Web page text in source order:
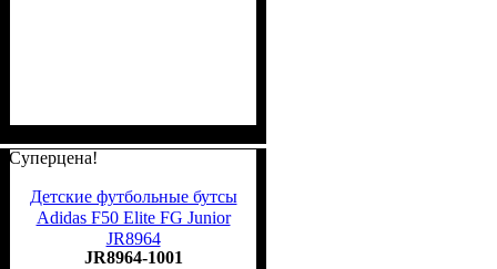
Суперцена!
Детские футбольные бутсы
Adidas F50 Elite FG Junior
JR8964
JR8964-1001